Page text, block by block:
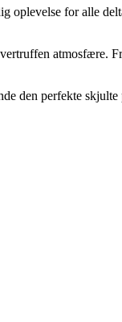
for alle
den perfekte